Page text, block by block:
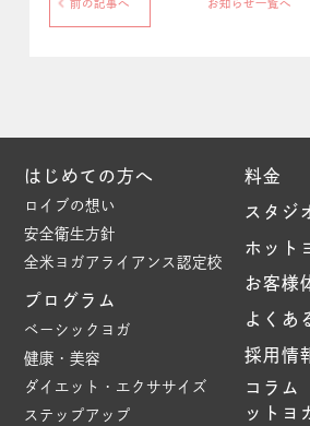
前の記事へ お知らせ一覧へ
はじめての方へ
ロイブの想い
安全衛生方針
全米ヨガアライアンス認定校
プログラム
ベーシックヨガ
健康・美容
ダイエット・エクササイズ
ステップアップ
料金
スタジ
ホット
お客様
よくあ
採用情
コラム
ットヨ